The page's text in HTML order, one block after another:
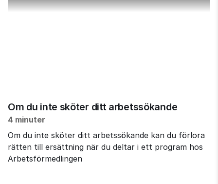
Om du inte sköter ditt arbetssökande
4 minuter
Om du inte sköter ditt arbetssökande kan du förlora
rätten till ersättning när du deltar i ett program hos
Arbetsförmedlingen